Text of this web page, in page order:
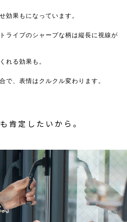
効果もになっています。
ライプのシャープな柄は縦長に視線が
れる効果も。
で、表情はクルクル変わります。
肯定したいから。